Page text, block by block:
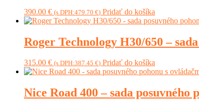
390.00 € (s DPH:479.70 €) Pridať do košíka
Roger Technology H30/650 –
315.00 € (s DPH:387.45 €) Pridať do košíka
Nice Road 400 – sada